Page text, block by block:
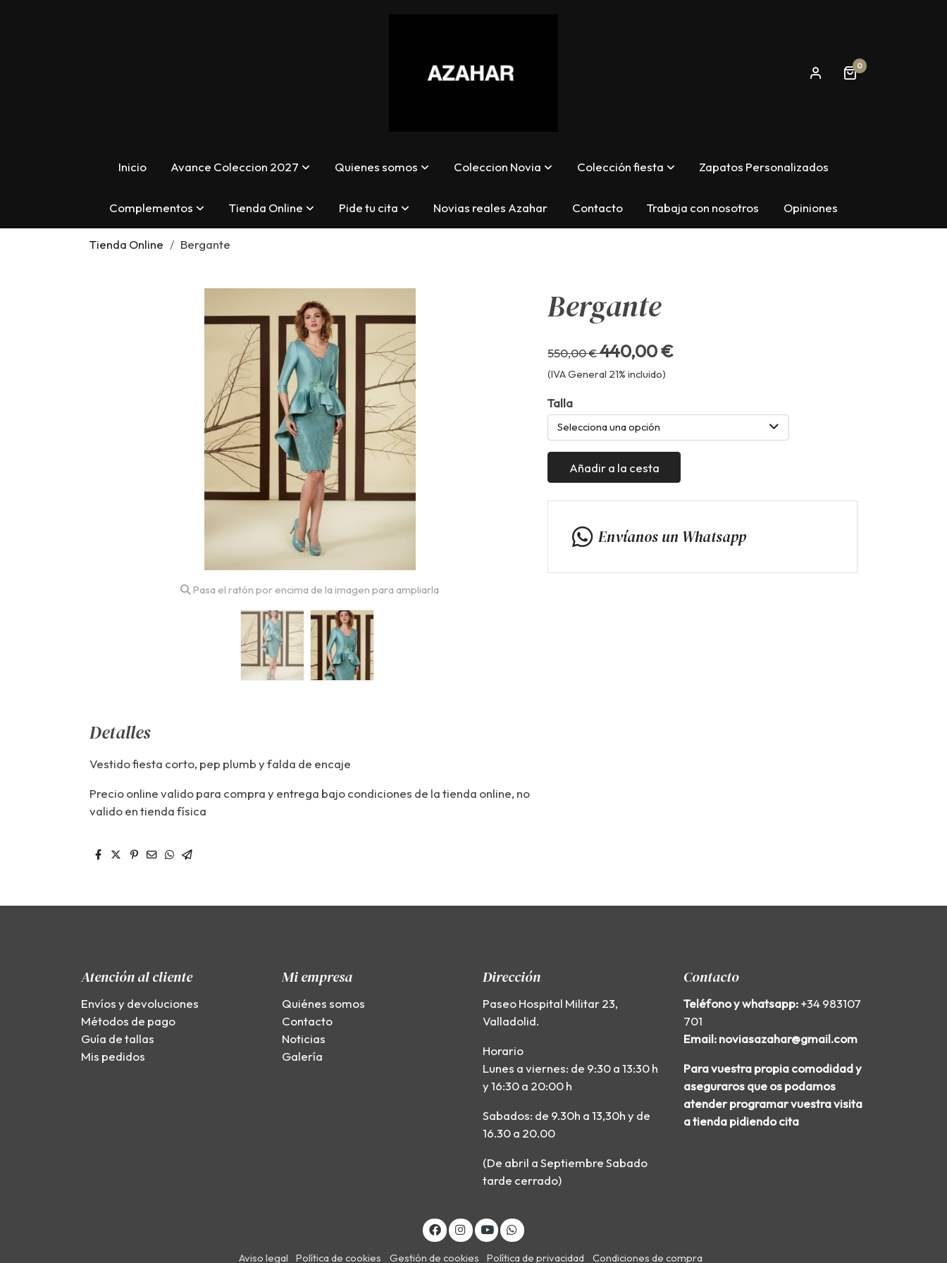
0
Inicio Avance Coleccion 2027 Quienes somos Coleccion Novia Colección fiesta Zapatos Personalizados
Complementos Tienda Online Pide tu cita Novias reales Azahar Contacto Trabaja con nosotros Opiniones
Tienda Online Bergante
Pasa el ratón por encima de la imagen para ampliarla
Detalles
Vestido fiesta corto, pep plumb y falda de encaje
Precio online valido para compra y entrega bajo condiciones de la tienda online, no
valido en tienda física
Bergante
550,00 €440,00 €
(IVA General 21% incluido)
Talla
Selecciona una opción
Añadir a la cesta
Envíanos un Whatsapp
Atención al cliente
Envíos y devoluciones
Métodos de pago
Guía de tallas
Mis pedidos
Mi empresa
Quiénes somos
Contacto
Noticias
Galería
Dirección
Paseo Hospital Militar 23,
Valladolid.
Horario
Lunes a viernes: de 9:30 a 13:30 h
y 16:30 a 20:00 h
Sabados: de 9.30h a 13,30h y de
16.30 a 20.00
(De abril a Septiembre Sabado
tarde cerrado)
Contacto
Teléfono y whatsapp:+34 983107
701
Email: noviasazahar@gmail.com
Para vuestra propia comodidad y
aseguraros que os podamos
atender programar vuestra visita
a tienda pidiendo cita
Aviso legal Política de cookies Gestión de cookies Política de privacidad Condiciones de compra